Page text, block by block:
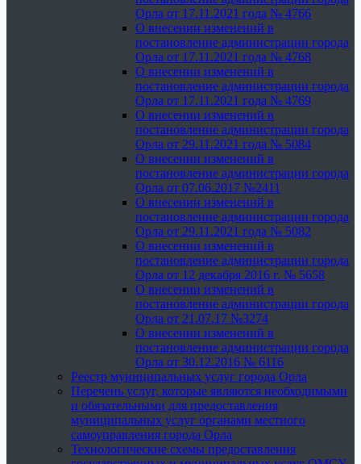
Орла от 17.11.2021 года № 4766
О внесении изменений в
постановление администрации города
Орла от 17.11.2021 года № 4768
О внесении изменений в
постановление администрации города
Орла от 17.11.2021 года № 4769
О внесении изменений в
постановление администрации города
Орла от 29.11.2021 года № 5084
О внесении изменений в
постановление администрации города
Орла от 07.06.2017 №2411
О внесении изменений в
постановление администрации города
Орла от 29.11.2021 года № 5082
О внесении изменений в
постановление администрации города
Орла от 12 декабря 2016 г. № 5658
О внесении изменений в
постановление администрации города
Орла от 21.07.17 №3274
О внесении изменений в
постановление администрации города
Орла от 30.12.2016 № 6116
Реестр муниципальных услуг города Орла
Перечень услуг, которые являются необходимыми
и обязательными для предоставления
муниципальных услуг органами местного
самоуправления города Орла
Технологические схемы предоставления